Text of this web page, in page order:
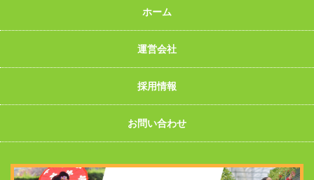
ホーム
運営会社
採用情報
お問い合わせ